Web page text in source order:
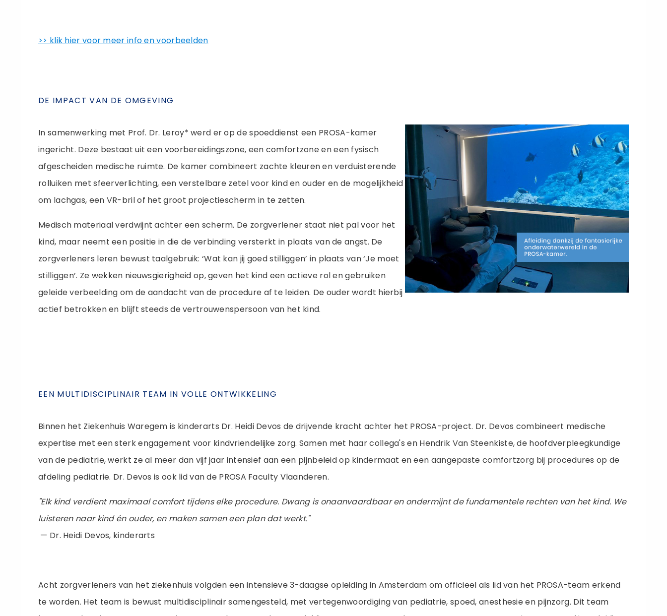
>> klik hier voor meer info en voorbeelden
DE IMPACT VAN DE OMGEVING
In samenwerking met Prof. Dr. Leroy* werd er op de spoeddienst een PROSA-kamer
ingericht. Deze bestaat uit een voorbereidingszone, een comfortzone en een fysisch
afgescheiden medische ruimte. De kamer combineert zachte kleuren en verduisterende
rolluiken met sfeerverlichting, een verstelbare zetel voor kind en ouder en de mogelijkheid
om lachgas, een VR-bril of het groot projectiescherm in te zetten.
Medisch materiaal verdwijnt achter een scherm. De zorgverlener staat niet pal voor het
kind, maar neemt een positie in die de verbinding versterkt in plaats van de angst. De
zorgverleners leren bewust taalgebruik: ‘Wat kan jij goed stilliggen’ in plaats van ‘Je moet
stilliggen’. Ze wekken nieuwsgierigheid op, geven het kind een actieve rol en gebruiken
geleide verbeelding om de aandacht van de procedure af te leiden. De ouder wordt hierbij
actief betrokken en blijft steeds de vertrouwenspersoon van het kind.
EEN MULTIDISCIPLINAIR TEAM IN VOLLE ONTWIKKELING
Binnen het Ziekenhuis Waregem is kinderarts Dr. Heidi Devos de drijvende kracht achter het PROSA-project. Dr. Devos combineert medische
expertise met een sterk engagement voor kindvriendelijke zorg. Samen met haar collega's en Hendrik Van Steenkiste, de hoofdverpleegkundige
van de pediatrie, werkt ze al meer dan vijf jaar intensief aan een pijnbeleid op kindermaat en een aangepaste comfortzorg bij procedures op de
afdeling pediatrie. Dr. Devos is ook lid van de PROSA Faculty Vlaanderen.
"Elk kind verdient maximaal comfort tijdens elke procedure. Dwang is onaanvaardbaar en ondermijnt de fundamentele rechten van het kind. We
luisteren naar kind én ouder, en maken samen een plan dat werkt."
— Dr. Heidi Devos, kinderarts
Acht zorgverleners van het ziekenhuis volgden een intensieve 3-daagse opleiding in Amsterdam om officieel als lid van het PROSA-team erkend
te worden. Het team is bewust multidisciplinair samengesteld, met vertegenwoordiging van pediatrie, spoed, anesthesie en pijnzorg. Dit team